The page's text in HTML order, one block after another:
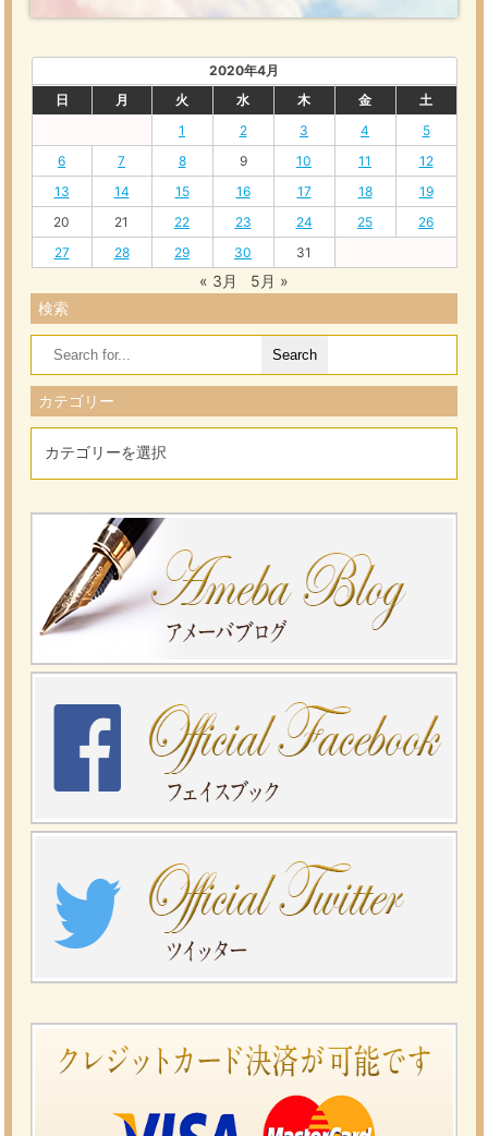
2020年4月
日
月 火 水 木 金
土
1
2 3 4
5
6
7 8 9 10 11
12
13
14 15 16 17 18
19
20
21 22 23 24 25
26
27
28 29 30 31
« 3月
5月 »
検索
Search
for:
カテゴリー